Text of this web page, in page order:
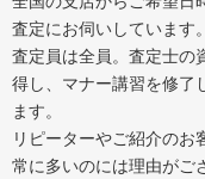
査定にお伺いしています
査定員は全員。査定士の
得し、マナー講習を修了
ます。
リピーターやご紹介のお
常に多いのには理由がご